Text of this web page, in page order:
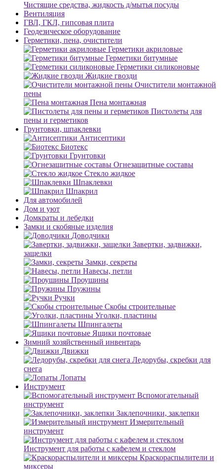
Чистящие средства, жидкость д/мытья посуды
Вентиляция
ГВЛ, ГКЛ, гипсовая плита
Геодезическое оборудование
Герметики, пена, очистители
Герметики акриловые
Герметики битумные
Герметики силиконовые
Жидкие гвозди
Очистители монтажной
пены
Пена монтажная
Пистолеты для
пены и герметиков
Грунтовки, шпаклевки
Антисептики
Биотекс
Грунтовки
Огнезащитные составы
Стекло жидкое
Шпаклевки
Шпакрил
Для автомобилей
Дом и уют
Домкраты и лебедки
Замки и скобяные изделия
Доводчики
Завертки, задвижки,
защелки
Замки, секреты
Навесы, петли
Проушины
Пружины
Ручки
Скобы строительные
Уголки, пластины
Шпингалеты
Ящики почтовые
Зимний хозяйственный инвентарь
Движки
Ледорубы, скребки для
снега
Лопаты
Инструмент
Вспомогательный
инструмент
Заклепочники, заклепки
Измерительный
инструмент
Инструмент для работы с кафелем и стеклом
Краскораспылители и
миксеры